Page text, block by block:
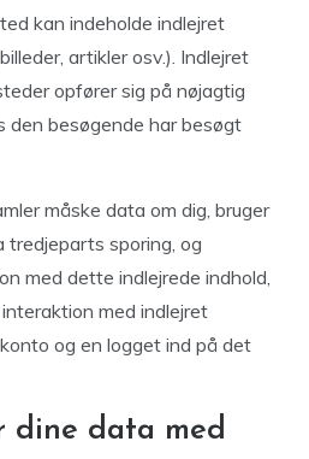
kan indeholde indlejret
artikler osv.). Indlejret
opfører sig på nøjagtig
den besøgende har besøgt
måske data om dig, bruger
tredjeparts sporing, og
med dette indlejrede indhold,
med indlejret
og en logget ind på det
dine data med